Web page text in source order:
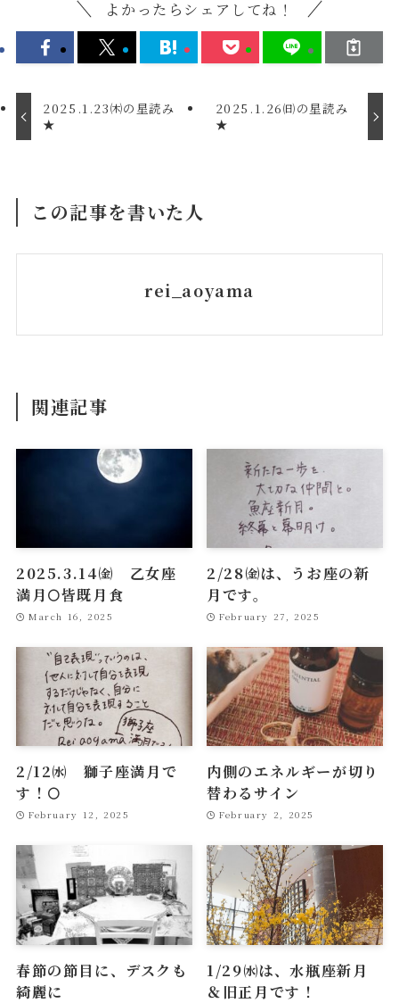
よかったらシェアしてね！
2025.1.23㈭の星読み
★
2025.1.26㈰の星読み
★
この記事を書いた人
rei_aoyama
関連記事
2025.3.14㈮ 乙女座
満月🌕皆既月食
March 16, 2025
2/28㈮は、うお座の新
月です。
February 27, 2025
2/12㈬ 獅子座満月で
す！🌕
February 12, 2025
内側のエネルギーが切り
替わるサイン
February 2, 2025
春節の節目に、デスクも
綺麗に
1/29㈬は、水瓶座新月
＆旧正月です！